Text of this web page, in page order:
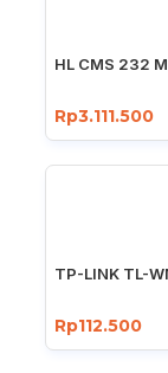
HL CMS 232
Rp3.111.500
TP-LINK TL-
Rp112.500